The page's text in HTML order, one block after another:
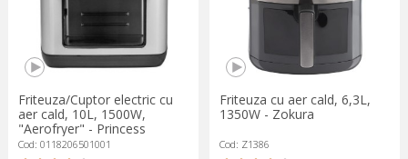
Friteuza/Cuptor electric cu
aer cald, 10L, 1500W,
"Aerofryer" - Princess
Cod: 0118206501001
Friteuza cu aer cald, 6,3L,
1350W - Zokura
Cod: Z1386